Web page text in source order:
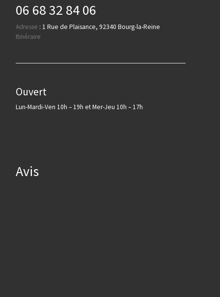
06 68 32 84 06
Adresse : 1 Rue de Plaisance, 92340 Bourg-la-Reine
Itinéraire
Ouvert
Lun-Mardi-Ven 10h – 19h et Mer-Jeu 10h – 17h
Avis